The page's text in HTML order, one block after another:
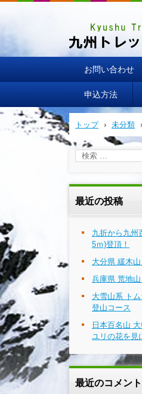
お問い合わせ
申込方法
トップ › 未分類 ›
最近の投稿
九折から九州
5ｍ)登頂！
大分県 緩木
兵庫県 荒地
大雪山系 ト
登山コース
日本百名山
ユリの花を見
最近のコメント